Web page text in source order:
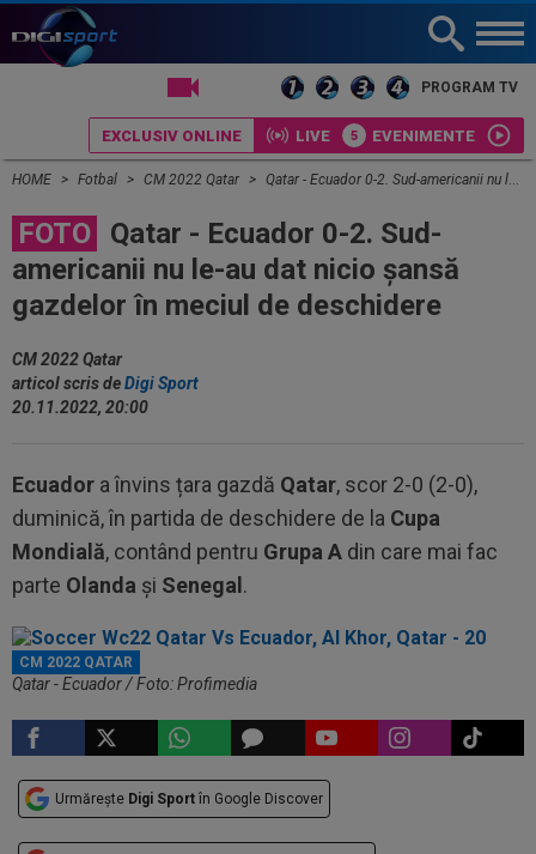
PROGRAM TV
EXCLUSIV ONLINE LIVE EVENIMENTE
HOME Fotbal CM 2022 Qatar Qatar - Ecuador 0-2. Sud-americanii nu le-au dat nicio șansă gazdelor în meciul de deschidere
FOTO
Qatar - Ecuador 0-2. Sud-
americanii nu le-au dat nicio șansă
gazdelor în meciul de deschidere
CM 2022 Qatar
articol scris deDigi Sport
20.11.2022, 20:00
Ecuador a învins țara gazdă Qatar, scor 2-0 (2-0),
duminică, în partida de deschidere de la Cupa
Mondială, contând pentru Grupa A din care mai fac
parte Olanda și Senegal .
CM 2022 QATAR
Qatar - Ecuador / Foto: Profimedia
Urmărește Digi Sport în Google Discover